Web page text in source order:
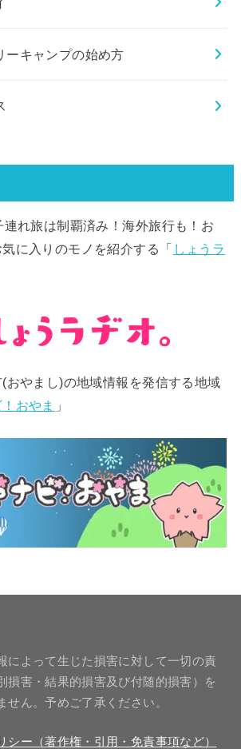
ーキャンプの始め方
れ旅は制覇済み！海外旅行も！お
に入りのモノを紹介する「 しょうラ
やまし)の地域情報を発信する地域
おやま 」
によって生じた損害に対して一切の責
損害・結果的損害及び付随的損害）を
せん。予めご了承ください。
シー（著作権・引用・免責事項など）